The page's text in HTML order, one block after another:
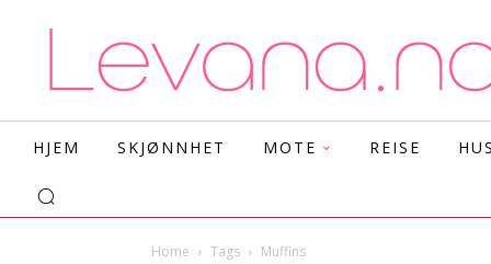
HJEM SKJØNNHET MOTE REISE
Home Tags Muffins